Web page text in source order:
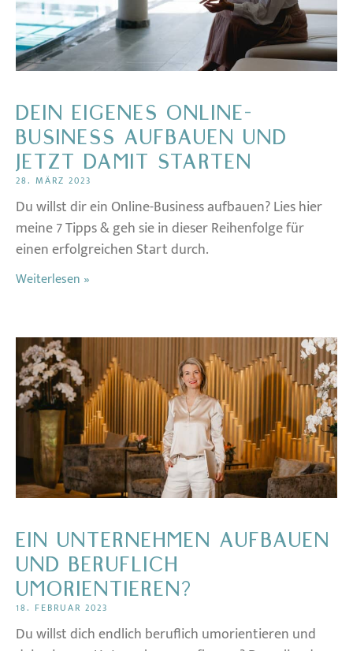
DEIN EIGENES ONLINE-
BUSINESS AUFBAUEN UND
JETZT DAMIT STARTEN
28. MÄRZ 2023
Du willst dir ein Online-Business aufbauen? Lies hier
meine 7 Tipps & geh sie in dieser Reihenfolge für
einen erfolgreichen Start durch.
Weiterlesen »
EIN UNTERNEHMEN AUFBAUEN
UND BERUFLICH
UMORIENTIEREN?
18. FEBRUAR 2023
Du willst dich endlich beruflich umorientieren und